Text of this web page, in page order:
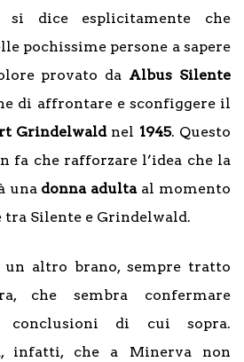
dice esplicitamente che
pochissime persone a sapere
provato da Albus Silente
di affrontare e sconfiggere il
Grindelwaldnel 1945. Questo
fa che rafforzare l’idea che la
una donna adultaal momento
Silente e Grindelwald.
un altro brano, sempre tratto
che sembra confermare
conclusioni di cui sopra.
infatti, che a Minerva non